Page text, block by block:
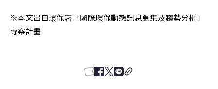
※本文出自環保署「國際環保動態訊息蒐集及趨勢分析」
專案計畫